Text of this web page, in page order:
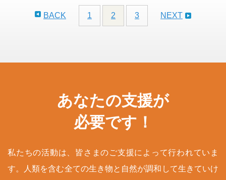
BACK 1 2 3 NEXT
あなたの支援が
必要です！
私たちの活動は、皆さまのご支援によって行われていま
す。人類を含む全ての生き物と自然が調和して生きていけ